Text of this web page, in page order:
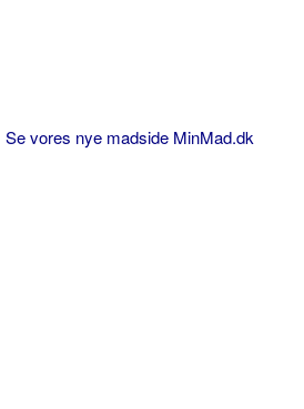
Se vores nye madside MinMad.dk